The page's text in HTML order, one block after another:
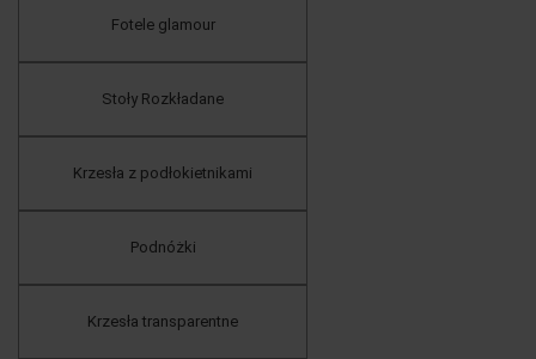
Fotele glamour
Stoły Rozkładane
Krzesła z podłokietnikami
Podnóżki
Krzesła transparentne